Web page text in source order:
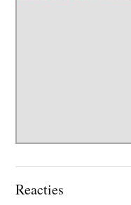
Lees
Reacties